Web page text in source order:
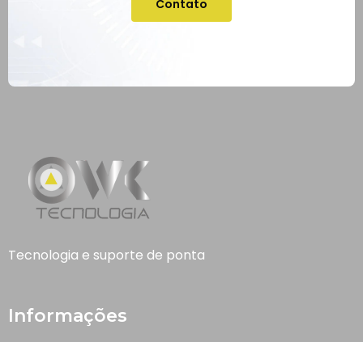
Contato
Tecnologia e suporte de ponta
Informações